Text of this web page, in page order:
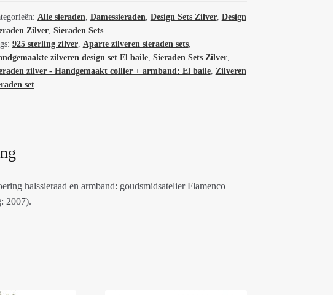
Alle sieraden, Damessieraden, Design Sets Zilver, Design
Zilver, Sieraden Sets
925 sterling zilver, Aparte zilveren sieraden sets,
zilveren design set El baile, Sieraden Sets Zilver,
zilver - Handgemaakt collier + armband: El baile, Zilveren
set
halssieraad en armband: goudsmidsatelier Flamenco
2007).